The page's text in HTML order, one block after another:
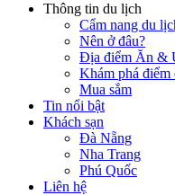
Thông tin du lịch
Cẩm nang du
Nên ở đâu?
Địa điểm Ăn &
Khám phá điểm
Mua sắm
Tin nổi bật
Khách sạn
Đà Nẵng
Nha Trang
Phú Quốc
Liên hệ